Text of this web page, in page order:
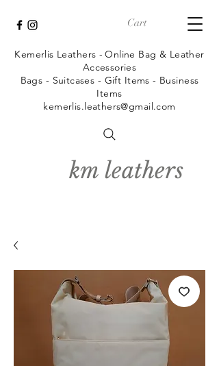
Cart
km leathers
Kemerlis Leathers - Online Bag & Leather
Accessories
Bags - Suitcases - Gift Items - Business
Items
kemerlis.leathers@gmail.com